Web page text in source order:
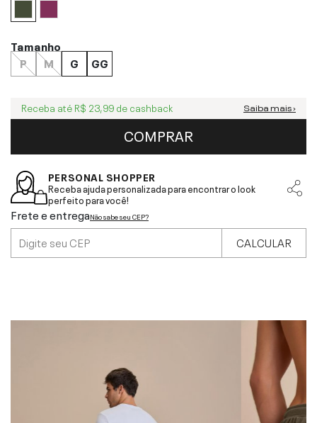
Tamanho
P
M G GG
Receba até R$ 23,99 de cashback Saiba mais ›
COMPRAR
PERSONAL SHOPPER
Receba ajuda personalizada para encontrar o look
perfeito para você!
Frete e entregaNão sabe seu CEP?
CALCULAR